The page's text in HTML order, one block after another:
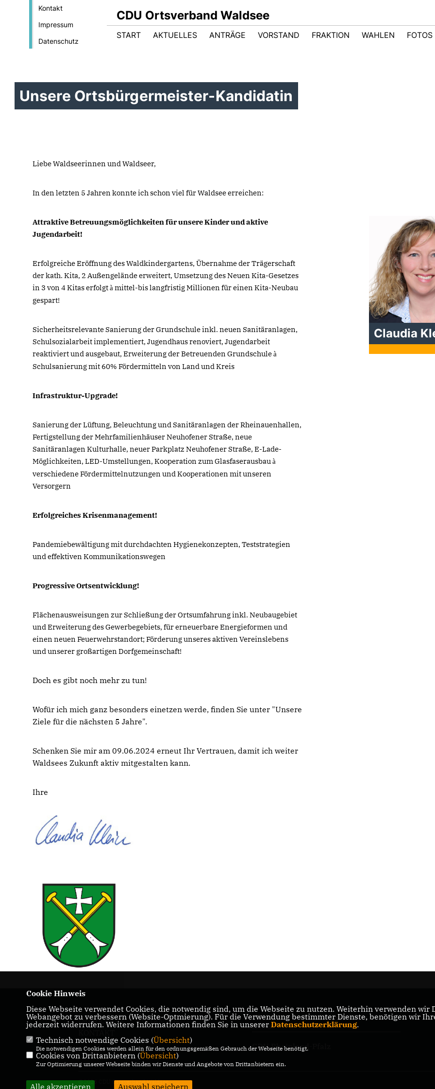
Kontakt
Impressum
Datenschutz
CDU Ortsverband Waldsee
START AKTUELLES ANTRÄGE VORSTAND FRAKTION WAHLEN FOTOS
Unsere Ortsbürgermeister-Kandidatin
Liebe Waldseerinnen und Waldseer,
In den letzten 5 Jahren konnte ich schon viel für Waldsee erreichen:
Attraktive Betreuungsmöglichkeiten für unsere Kinder und aktive
Jugendarbeit!
Erfolgreiche Eröffnung des Waldkindergartens, Übernahme der Trägerschaft
der kath. Kita, 2 Außengelände erweitert, Umsetzung des Neuen Kita-Gesetzes
in 3 von 4 Kitas erfolgtà mittel-bis langfristig Millionen für einen Kita-Neubau
gespart!
Sicherheitsrelevante Sanierung der Grundschule inkl. neuen Sanitäranlagen,
Schulsozialarbeit implementiert, Jugendhaus renoviert, Jugendarbeit
reaktiviert und ausgebaut, Erweiterung der Betreuenden Grundschuleà
Schulsanierung mit 60% Fördermitteln von Land und Kreis
Infrastruktur-Upgrade!
Sanierung der Lüftung, Beleuchtung und Sanitäranlagen der Rheinauenhallen,
Fertigstellung der Mehrfamilienhäuser Neuhofener Straße, neue
Sanitäranlagen Kulturhalle, neuer Parkplatz Neuhofener Straße, E-Lade-
Möglichkeiten, LED-Umstellungen, Kooperation zum Glasfaserausbauà
verschiedene Fördermittelnutzungen und Kooperationen mit unseren
Versorgern
Erfolgreiches Krisenmanagement!
Pandemiebewältigung mit durchdachten Hygienekonzepten, Teststrategien
und effektiven Kommunikationswegen
Progressive Ortsentwicklung!
Flächenausweisungen zur Schließung der Ortsumfahrung inkl. Neubaugebiet
und Erweiterung des Gewerbegebiets, für erneuerbare Energieformen und
einen neuen Feuerwehrstandort; Förderung unseres aktiven Vereinslebens
und unserer großartigen Dorfgemeinschaft!
Doch es gibt noch mehr zu tun!
Wofür ich mich ganz besonders einetzen werde, finden Sie unter "Unsere
Ziele für die nächsten 5 Jahre".
Schenken Sie mir am 09.06.2024 erneut Ihr Vertrauen, damit ich weiter
Waldsees Zukunft aktiv mitgestalten kann.
Ihre
Claudia
IMPRESSUM
DATENSCHUTZ
CDU Kreisverband Rhein-Pfalz
Kreis
CDU Rheinland-Pfalz
@2026 CDU Ortsverband Waldsee
Cookie Hinweis
Diese Webseite verwendet Cookies, die notwendig sind, um die Webseite zu nutzen. Weiterhin verwenden
Webangebot zu verbessern (Website-Optmierung). Für die Verwendung bestimmter Dienste, benötigen wir
jederzeit widerrufen. Weitere Informationen finden Sie in unserer Datenschutzerklärung.
Technisch notwendige Cookies (Übersicht)
Die notwendigen Cookies werden allein für den ordnungsgemäßen Gebrauch der Webseite benötigt.
Cookies von Drittanbietern (Übersicht)
Zur Optimierung unserer Webseite binden wir Dienste und Angebote von Drittanbietern ein.
Alle akzeptieren Auswahl speichern